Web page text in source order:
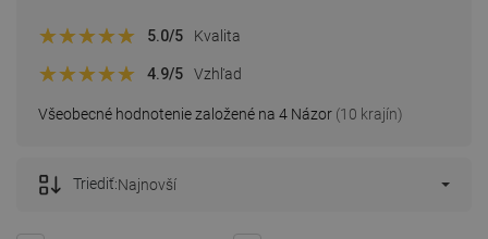
Všeobecné hodnotenie založené na 4 Názor (10 krajín)
5.0/5 Kvalita
4.9/5 Vzhľad
Triediť:Najnovší